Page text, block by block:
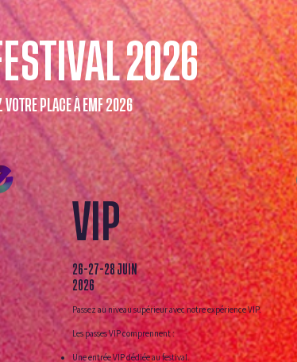
2026
VOTRE PLACE À EMF 2026
VIP
26-27-28 JUIN
2026
Passez au niveau supérieur avec notre expérience VIP.
Les passes VIP comprennent :
Une entrée VIP dédiée au festival.